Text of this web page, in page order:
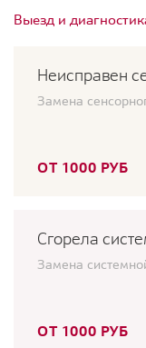
Выезд и
Неисправен
Замена
ОТ 1000 РУБ
Сгорела
Замена
ОТ 1000 РУБ